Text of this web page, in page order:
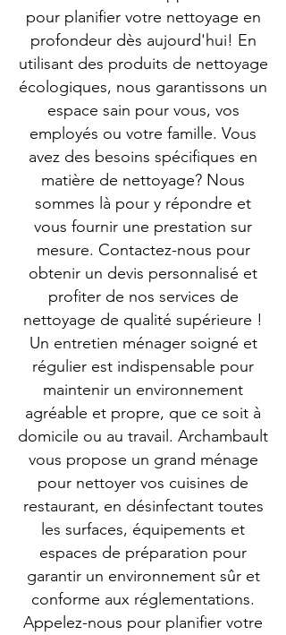
pour planifier votre nettoyage en
profondeur dès aujourd'hui! En
utilisant des produits de nettoyage
écologiques, nous garantissons un
espace sain pour vous, vos
employés ou votre famille. Vous
avez des besoins spécifiques en
matière de nettoyage? Nous
sommes là pour y répondre et
vous fournir une prestation sur
mesure. Contactez-nous pour
obtenir un devis personnalisé et
profiter de nos services de
nettoyage de qualité supérieure !
Un entretien ménager soigné et
régulier est indispensable pour
maintenir un environnement
agréable et propre, que ce soit à
domicile ou au travail. Archambault
vous propose un grand ménage
pour nettoyer vos cuisines de
restaurant, en désinfectant toutes
les surfaces, équipements et
espaces de préparation pour
garantir un environnement sûr et
conforme aux réglementations.
Appelez-nous pour planifier votre